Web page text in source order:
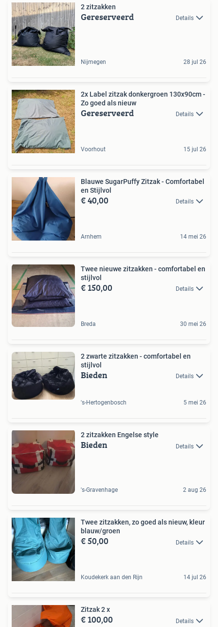
2 zitzakken
Gereserveerd Details
Nijmegen 28 jul 26
2x Label zitzak donkergroen 130x90cm -
Zo goed als nieuw
Gereserveerd Details
Voorhout 15 jul 26
Blauwe SugarPuffy Zitzak - Comfortabel
en Stijlvol
€ 40,00 Details
Arnhem 14 mei 26
Twee nieuwe zitzakken - comfortabel en
stijlvol
€ 150,00 Details
Breda 30 mei 26
2 zwarte zitzakken - comfortabel en
stijlvol
Bieden Details
's-Hertogenbosch 5 mei 26
2 zitzakken Engelse style
Bieden Details
's-Gravenhage 2 aug 26
Twee zitzakken, zo goed als nieuw, kleur
blauw/groen
€ 50,00 Details
Koudekerk aan den Rijn 14 jul 26
Zitzak 2 x
€ 100,00 Details